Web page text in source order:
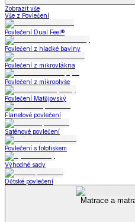
Zobrazit vše
Vše z Povlečení
Povlečení Dual Feel®
Povlečení z hladké bavlny
Povlečení z mikrovlákna
Povlečení z mikroplyše
Povlečení Matějovský
Flanelové povlečení
Saténové povlečení
Povlečení s fototiskem
Výhodné sady
Dětské povlečení
Matrace a